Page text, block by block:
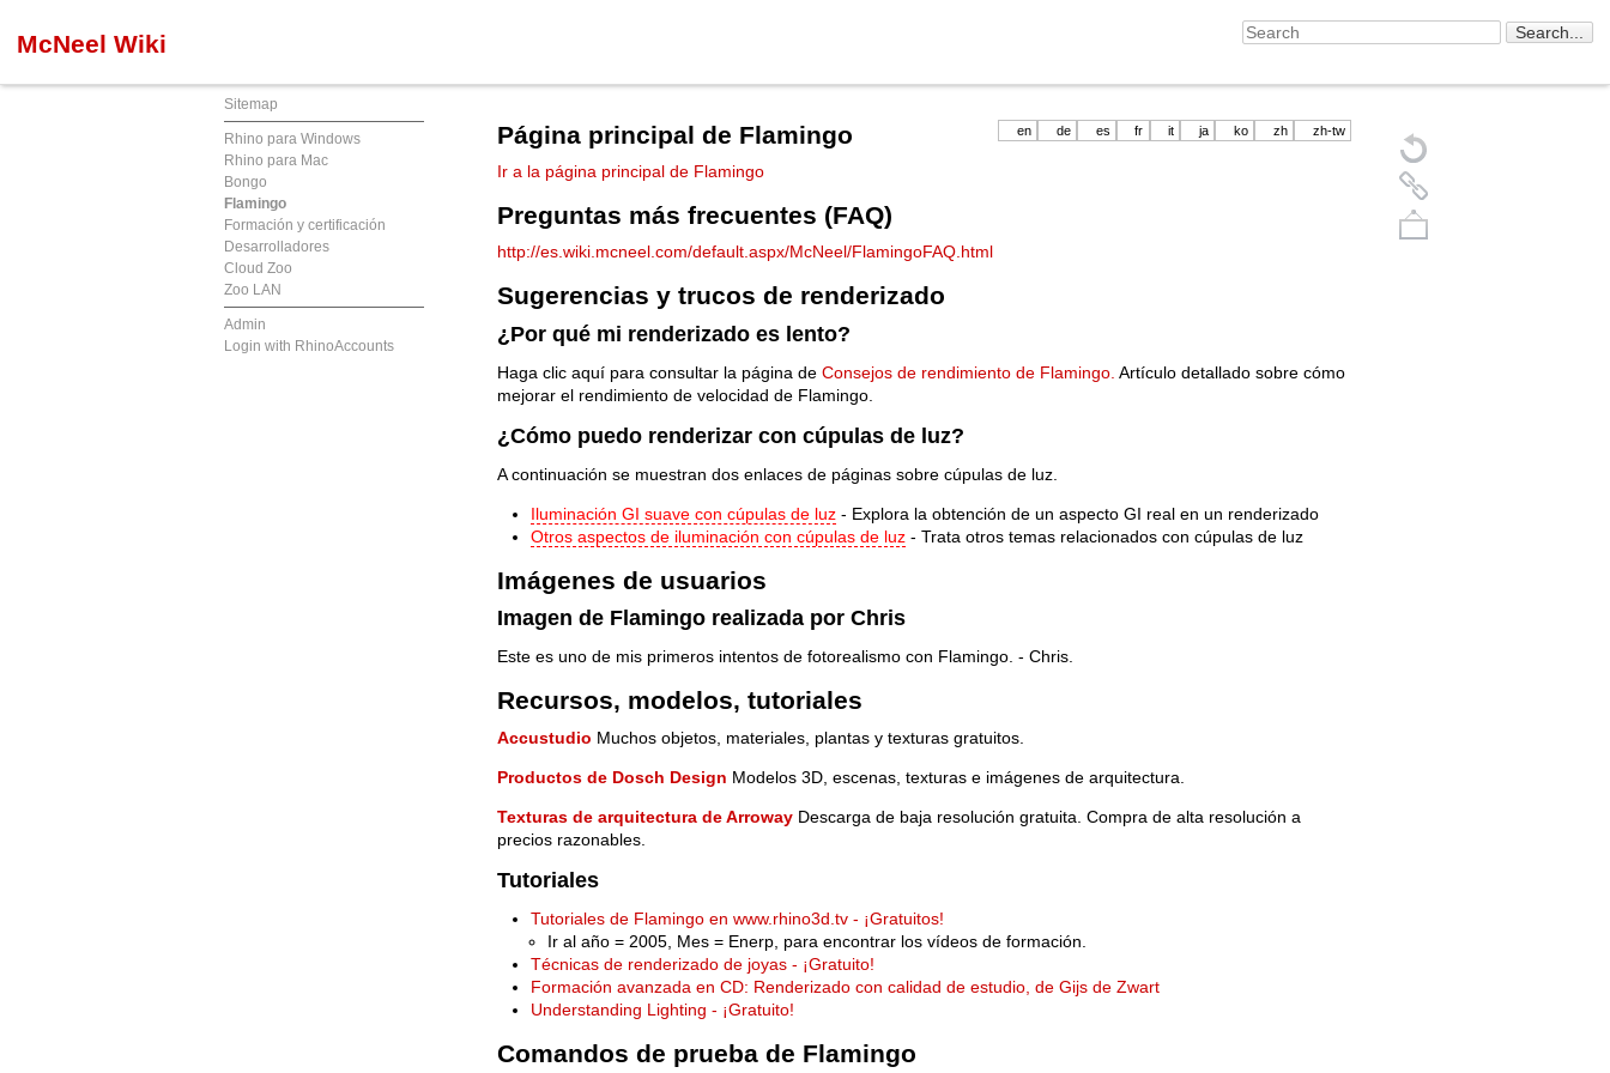
McNeel Wiki
Sitemap
Rhino para Windows
Rhino para Mac
Bongo
Flamingo
Formación y certificación
Desarrolladores
Cloud Zoo
Zoo LAN
Admin
Login with RhinoAccounts
en de es fr it ja ko zh zh-tw
Página principal de Flamingo
Ir a la página principal de Flamingo
Preguntas más frecuentes (FAQ)
http://es.wiki.mcneel.com/default.aspx/McNeel/FlamingoFAQ.html
Sugerencias y trucos de renderizado
¿Por qué mi renderizado es lento?
Haga clic aquí para consultar la página de Consejos de rendimiento de Flamingo. Artículo detallado sobre cómo
mejorar el rendimiento de velocidad de Flamingo.
¿Cómo puedo renderizar con cúpulas de luz?
A continuación se muestran dos enlaces de páginas sobre cúpulas de luz.
Iluminación GI suave con cúpulas de luz - Explora la obtención de un aspecto GI real en un renderizado
Otros aspectos de iluminación con cúpulas de luz - Trata otros temas relacionados con cúpulas de luz
Imágenes de usuarios
Imagen de Flamingo realizada por Chris
Este es uno de mis primeros intentos de fotorealismo con Flamingo. - Chris.
Recursos, modelos, tutoriales
Accustudio Muchos objetos, materiales, plantas y texturas gratuitos.
Productos de Dosch Design Modelos 3D, escenas, texturas e imágenes de arquitectura.
Texturas de arquitectura de Arroway Descarga de baja resolución gratuita. Compra de alta resolución a
precios razonables.
Tutoriales
Tutoriales de Flamingo en www.rhino3d.tv - ¡Gratuitos!
Ir al año = 2005, Mes = Enerp, para encontrar los vídeos de formación.
Técnicas de renderizado de joyas - ¡Gratuito!
Formación avanzada en CD: Renderizado con calidad de estudio, de Gijs de Zwart
Understanding Lighting - ¡Gratuito!
Comandos de prueba de Flamingo